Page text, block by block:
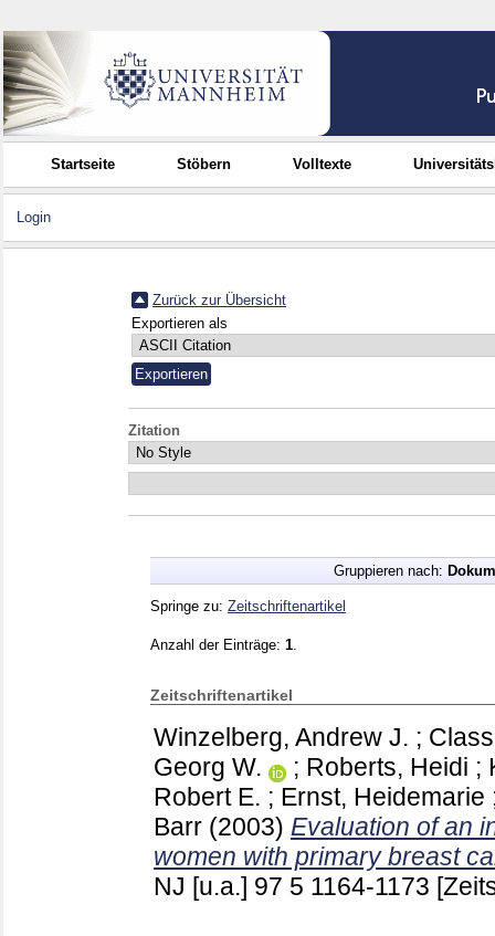
Startseite Stöbern Volltexte
Login
Zurück zur Übersicht
Exportieren als
Zitation
Gruppieren nach:
Springe zu: Zeitschriftenartikel
Anzahl der Einträge: 1
Zeitschriftenartikel
Winzelberg, Andrew J. ;
Georg W.
; Roberts, Heidi ;
Robert E. ; Ernst, Heidemarie
Barr (2003) Evaluation of an
women with primary breast
NJ [u.a.] 97 5 1164-1173